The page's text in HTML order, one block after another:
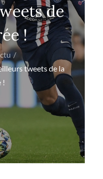
de
!
tweets de la
!